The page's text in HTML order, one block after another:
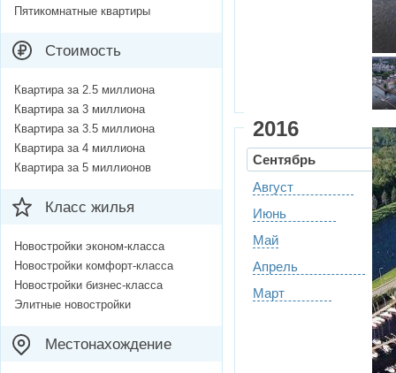
2016
Сентябрь
Август
Июнь
Май
Апрель
Март
Пятикомнатные квартиры
Стоимость
Квартира за 2.5 миллиона
Квартира за 3 миллиона
Квартира за 3.5 миллиона
Квартира за 4 миллиона
Квартира за 5 миллионов
Класс жилья
Новостройки эконом-класса
Новостройки комфорт-класса
Новостройки бизнес-класса
Элитные новостройки
Местонахождение